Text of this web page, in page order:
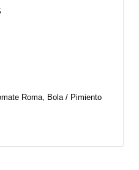
Roma, Bola / Pimiento